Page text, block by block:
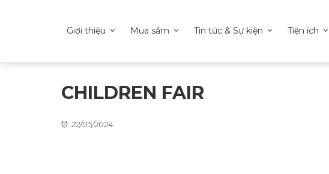
Giới thiệu Mua sắm Tin tức & Sự kiện Tiện ích
CHILDREN FAIR
22/05/2024